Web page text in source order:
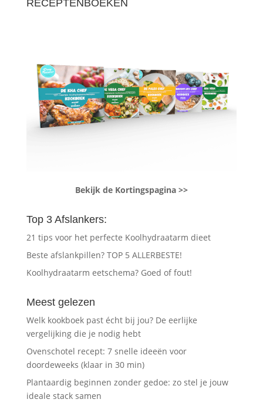
RECEPTENBOEKEN
Bekijk de Kortingspagina >>
Top 3 Afslankers:
21 tips voor het perfecte Koolhydraatarm dieet
Beste afslankpillen? TOP 5 ALLERBESTE!
Koolhydraatarm eetschema? Goed of fout!
Meest gelezen
Welk kookboek past écht bij jou? De eerlijke
vergelijking die je nodig hebt
Ovenschotel recept: 7 snelle ideeën voor
doordeweeks (klaar in 30 min)
Plantaardig beginnen zonder gedoe: zo stel je jouw
ideale stack samen